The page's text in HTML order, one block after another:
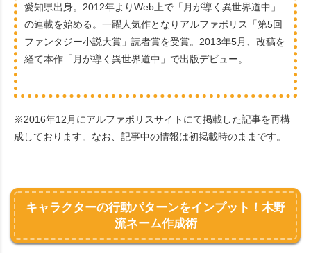
愛知県出身。2012年よりWeb上で「月が導く異世界道中」
の連載を始める。一躍人気作となりアルファポリス「第5回
ファンタジー小説大賞」読者賞を受賞。2013年5月、改稿を
経て本作「月が導く異世界道中」で出版デビュー。
※2016年12月にアルファポリスサイトにて掲載した記事を再構
成しております。なお、記事中の情報は初掲載時のままです。
キャラクターの行動パターンをインプット！木野
流ネーム作成術